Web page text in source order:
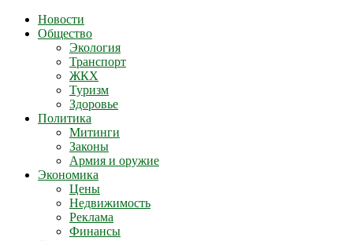
Новости
Общество
Экология
Транспорт
ЖКХ
Туризм
Здоровье
Политика
Митинги
Законы
Армия и оружие
Экономика
Цены
Недвижимость
Реклама
Финансы